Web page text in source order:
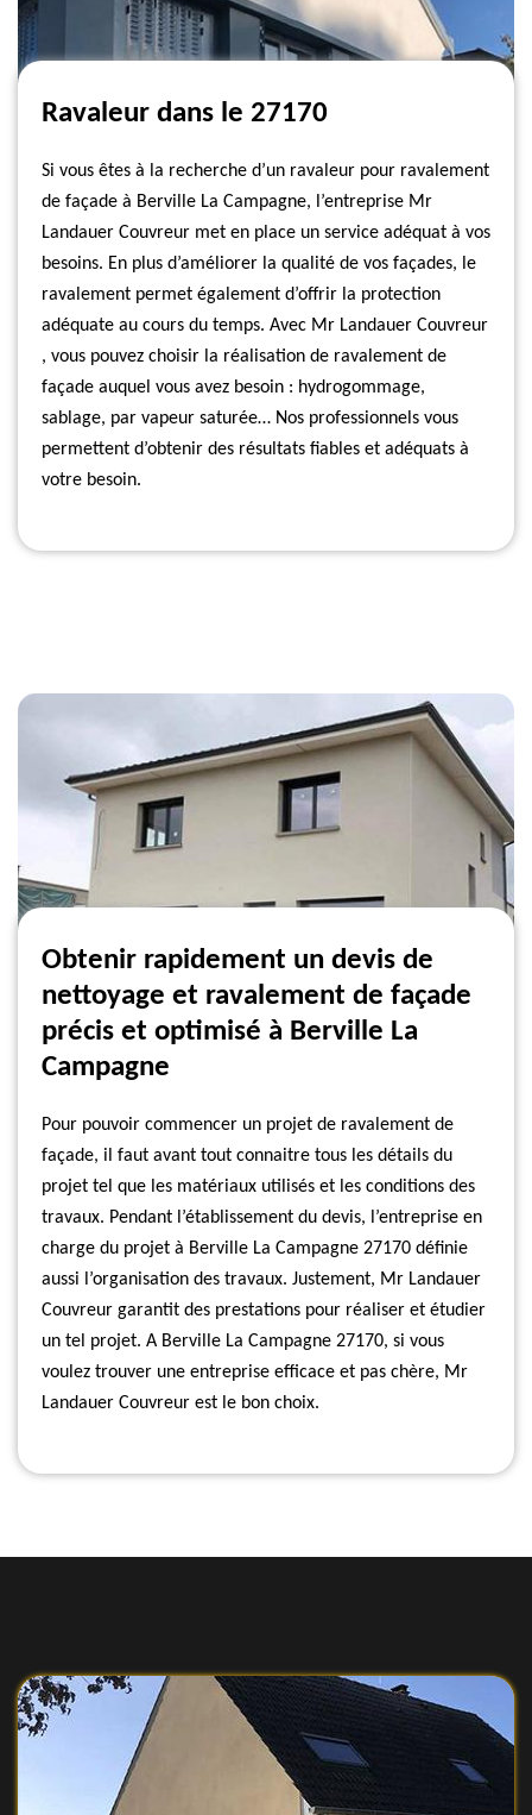
Ravaleur dans le 27170
Si vous êtes à la recherche d’un ravaleur pour ravalement
de façade à Berville La Campagne, l’entreprise Mr
Landauer Couvreur met en place un service adéquat à vos
besoins. En plus d’améliorer la qualité de vos façades, le
ravalement permet également d’offrir la protection
adéquate au cours du temps. Avec Mr Landauer Couvreur
, vous pouvez choisir la réalisation de ravalement de
façade auquel vous avez besoin : hydrogommage,
sablage, par vapeur saturée… Nos professionnels vous
permettent d’obtenir des résultats fiables et adéquats à
votre besoin.
Obtenir rapidement un devis de
nettoyage et ravalement de façade
précis et optimisé à Berville La
Campagne
Pour pouvoir commencer un projet de ravalement de
façade, il faut avant tout connaitre tous les détails du
projet tel que les matériaux utilisés et les conditions des
travaux. Pendant l’établissement du devis, l’entreprise en
charge du projet à Berville La Campagne 27170 définie
aussi l’organisation des travaux. Justement, Mr Landauer
Couvreur garantit des prestations pour réaliser et étudier
un tel projet. A Berville La Campagne 27170, si vous
voulez trouver une entreprise efficace et pas chère, Mr
Landauer Couvreur est le bon choix.